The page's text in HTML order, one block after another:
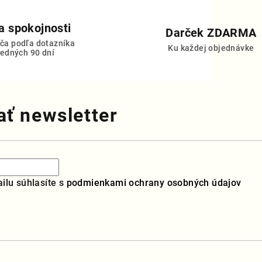
spokojnosti
podľa dotazníka
90 dní
Darček ZDARMA
Ku každej objednávke
newsletter
súhlasíte s podmienkami ochrany osobných údajov